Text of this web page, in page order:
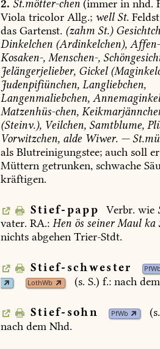
2. St.mötter-chen (immer in nhd.
Viola tricolor Allg.; wellSt.
das Gartenst. (zahm St.)
Dinkelchen (Ardinkelchen),
Kosaken-, Menschen-,
Jelängerjelieber, Gickel
Judenpifiünchen, Langliebchen,
Langenmaliebchen,
Matzenhüs-chen,
(Steinv.), Veilchen, Samtblume,
Vorwitzchen, alde Wiwer. —
als Blutreinigungstee; auch soll
Müttern getrunken, schwache
kräftigen.
Stief-papp Verbr. wie
vater. RA.: Hen ös seinerMaulka
nichts abgehen Trier-Stdt.
Stief-schwester
LothWb
(s. S.) f.: nachdem
Stief-sohn PfWb
(s.
nach dem Nhd.